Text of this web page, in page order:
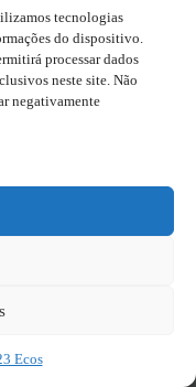
tecnologias
do dispositivo.
processar dados
neste site. Não
negativamente
Ecos
deenergia
e
de gases de